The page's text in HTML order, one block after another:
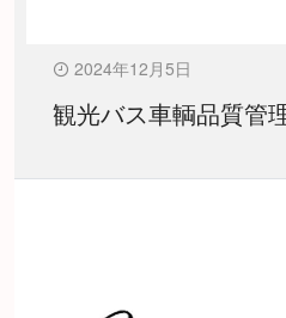
2024年12月5日
観光バス車輌品質管